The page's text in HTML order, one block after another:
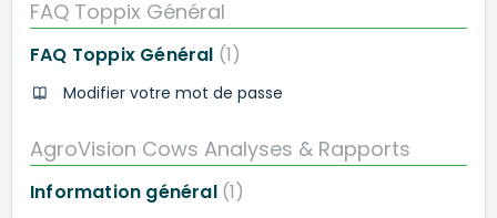
FAQ Toppix Général
FAQ Toppix Général 1
Modifier votre mot de passe
AgroVision Cows Analyses & Rapports
Information général 1